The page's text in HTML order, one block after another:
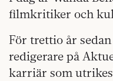
filmkritiker och
För trettio år
redigerare på
karriär som